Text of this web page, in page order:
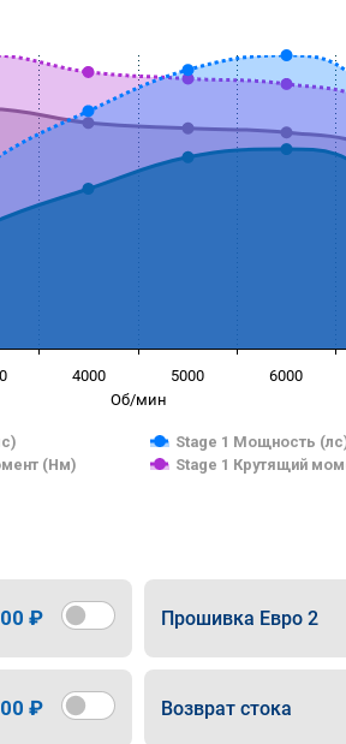
Об/мин
Stage 1 Мощность
(Нм)
Stage 1 Крутящий
4000 5000 6000
₽ Прошивка Евро 2
₽ Возврат стока